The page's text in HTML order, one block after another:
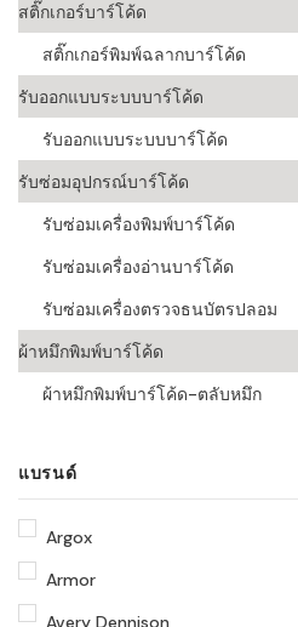
สติ๊กเกอร์บาร์โค้ด
สติ๊กเกอร์พิมพ์ฉลากบาร์โค้ด
รับออกแบบระบบบาร์โค้ด
รับออกแบบระบบบาร์โค้ด
รับซ่อมอุปกรณ์บาร์โค้ด
รับซ่อมเครื่องพิมพ์บาร์โค้ด
รับซ่อมเครื่องอ่านบาร์โค้ด
รับซ่อมเครื่องตรวจธนบัตรปลอม
ผ้าหมึกพิมพ์บาร์โค้ด
ผ้าหมึกพิมพ์บาร์โค้ด-ตลับหมึก
แบรนด์
Argox
Armor
Avery Dennison